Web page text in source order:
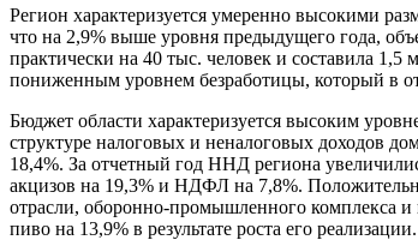
Регион характеризуется умеренно высокими
что на 2,9% выше уровня предыдущего года,
практически на 40 тыс. человек и составила 1,5
пониженным уровнем безработицы, который в
Бюджет области характеризуется высоким
структуре налоговых и неналоговых доходов
18,4%. За отчетный год ННД региона
акцизов на 19,3% и НДФЛ на 7,8%.
отрасли, оборонно-промышленного комплекса и
пиво на 13,9% в результате роста его